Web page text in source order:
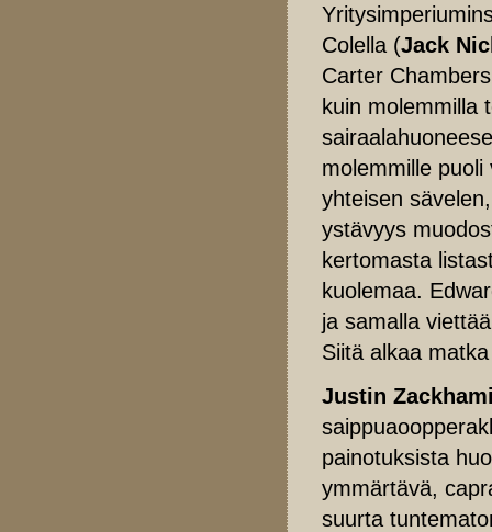
Colella (Jack
Carter
kuin molemmilla
molemmille
yhteisen
ystävyys
kertomasta
kuolemaa.
ja samalla
Siitä alkaa
Justin
painotuksista
ymmärtävä,
suurta